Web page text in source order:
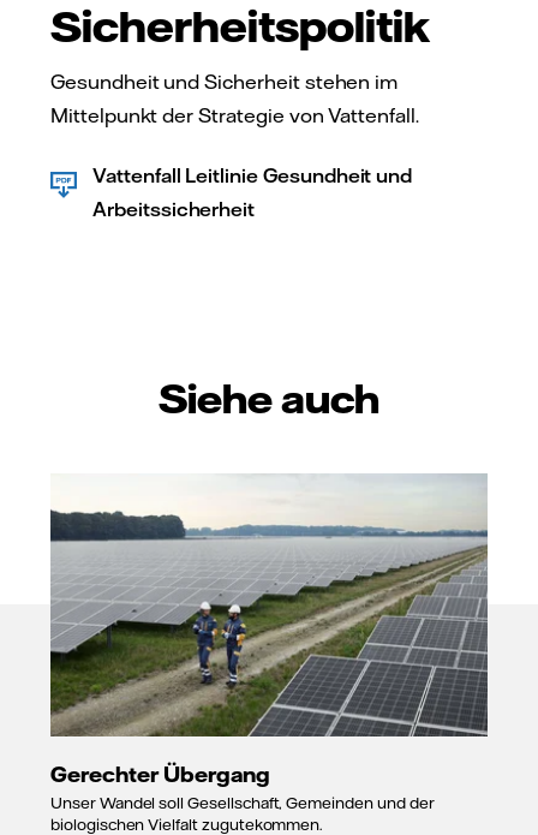
Sicherheitspolitik
Gesundheit und Sicherheit stehen im
Mittelpunkt der Strategie von Vattenfall.
Vattenfall Leitlinie Gesundheit und
Arbeitssicherheit
Siehe auch
Gerechter Übergang
Unser Wandel soll Gesellschaft, Gemeinden und der
biologischen Vielfalt zugutekommen.